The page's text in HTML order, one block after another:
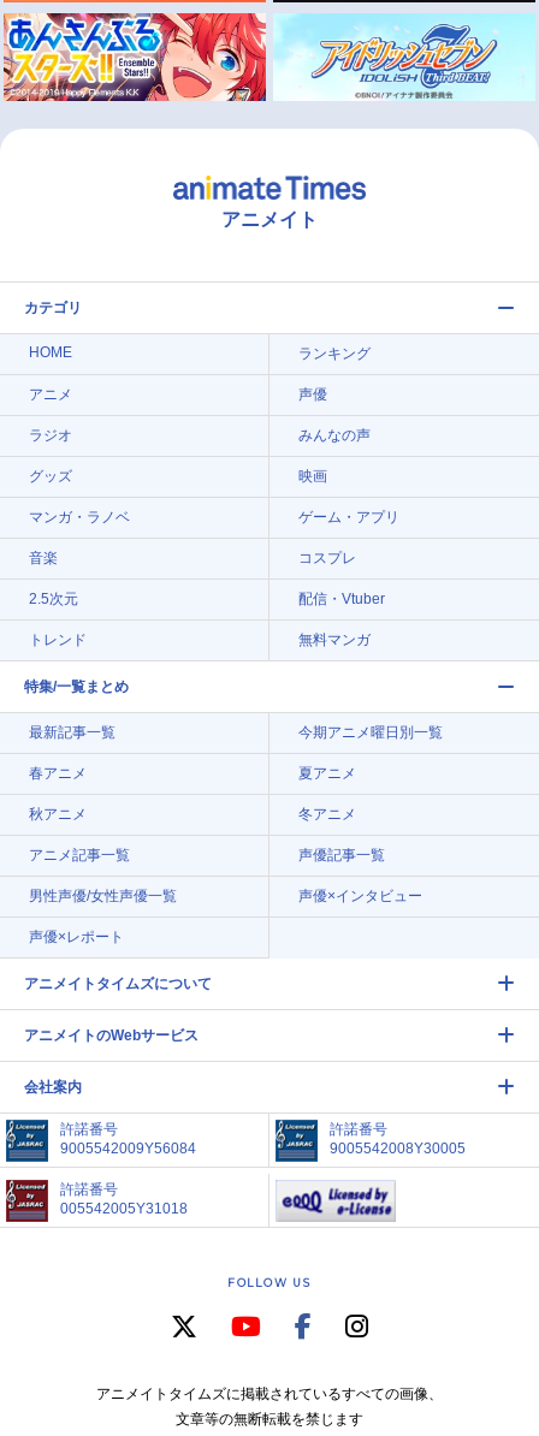
アニメイト
カテゴリ
HOME ランキング
アニメ 声優
ラジオ みんなの声
グッズ 映画
マンガ・ラノベ ゲーム・アプリ
音楽 コスプレ
2.5次元 配信・Vtuber
トレンド 無料マンガ
特集/一覧まとめ
最新記事一覧 今期アニメ曜日別一覧
春アニメ 夏アニメ
秋アニメ 冬アニメ
アニメ記事一覧 声優記事一覧
男性声優/女性声優一覧 声優×インタビュー
声優×レポート
アニメイトタイムズについて
アニメイトのWebサービス
会社案内
許諾番号
9005542009Y56084
許諾番号
9005542008Y30005
許諾番号
005542005Y31018
FOLLOW US
アニメイトタイムズに掲載されているすべての画像、
文章等の無断転載を禁じます